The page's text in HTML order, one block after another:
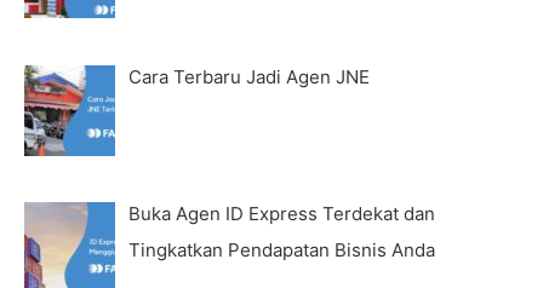
Cara Terbaru Jadi Agen JNE
Buka Agen ID Express Terdekat dan
Tingkatkan Pendapatan Bisnis Anda